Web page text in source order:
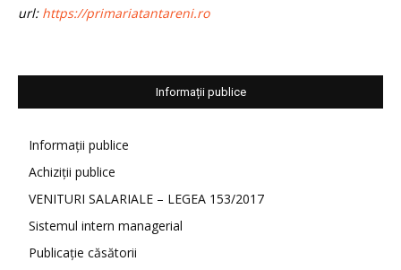
url: https://primariatantareni.ro
Informații publice
Informații publice
Achiziții publice
VENITURI SALARIALE – LEGEA 153/2017
Sistemul intern managerial
Publicație căsătorii